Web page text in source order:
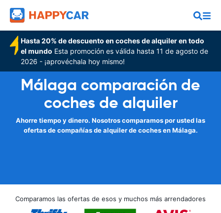
Hasta 20% de descuento en coches de alquiler en todo
el mundo Esta promoción es válida hasta 11 de agosto de
2026 - ¡aprovéchala hoy mismo!
Málaga comparación de
coches de alquiler
Ahorre tiempo y dinero. Nosotros comparamos por usted las
ofertas de compañías de alquiler de coches en Málaga.
Comparamos las ofertas de esos y muchos más arrendadores